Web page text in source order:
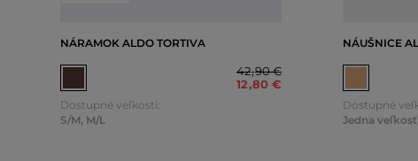
NÁRAMOK ALDO TORTIVA
42,90 €
12,80 €
Dostupné veľkosti:
S/M, M/L
NÁUŠNICE
Dostupné
Jedna veľkosť